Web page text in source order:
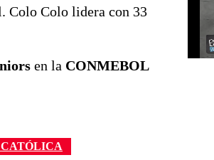
Colo Colo lidera con 33
en la CONMEBOL